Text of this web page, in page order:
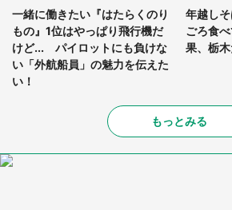
一緒に働きたい『はたらくのり
もの』1位はやっぱり飛行機だ
けど... パイロットにも負けな
い「外航船員」の魅力を伝えた
い！
年越し
ごろ食
果、栃
もっとみる